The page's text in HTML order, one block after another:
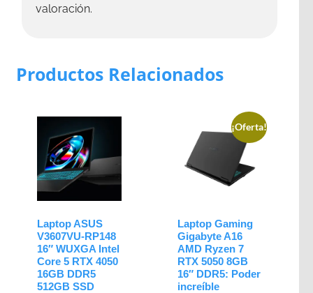
valoración.
Productos Relacionados
Laptop ASUS
V3607VU-RP148
16″ WUXGA Intel
Core 5 RTX 4050
16GB DDR5
512GB SSD
¡Oferta!
Laptop Gaming
Gigabyte A16
AMD Ryzen 7
RTX 5050 8GB
16″ DDR5: Poder
increíble